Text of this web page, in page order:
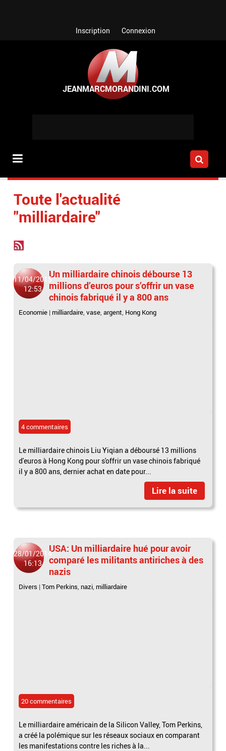
Inscription Connexion
Toute l'actualité
"milliardaire"
11/04/2015
12:53
Un milliardaire chinois débourse 13
millions d’euros pour s’offrir un vase
chinois fabriqué il y a 800 ans
Economie | milliardaire,vase,argent, Hong Kong
4 commentaires
Le milliardaire chinois Liu Yiqian a déboursé 13 millions
d'euros à Hong Kong pour s'offrir un vase chinois fabriqué
il y a 800 ans, dernier achat en date pour...
Lire la suite
28/01/2014
16:13
USA: Un milliardaire hué pour avoir
comparé les militants antiriches à des
nazis
Divers |Tom Perkins, nazi, milliardaire
20 commentaires
Le milliardaire américain de la Silicon Valley, Tom Perkins,
a créé la polémique sur les réseaux sociaux en comparant
les manifestations contre les riches à la...